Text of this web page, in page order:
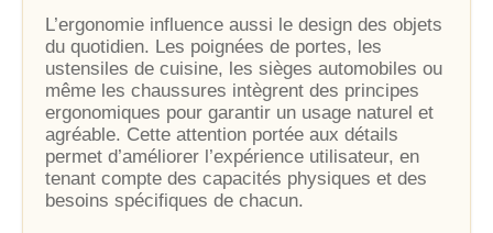
L’ergonomie influence aussi le design des objets
du quotidien. Les poignées de portes, les
ustensiles de cuisine, les sièges automobiles ou
même les chaussures intègrent des principes
ergonomiques pour garantir un usage naturel et
agréable. Cette attention portée aux détails
permet d’améliorer l’expérience utilisateur, en
tenant compte des capacités physiques et des
besoins spécifiques de chacun.